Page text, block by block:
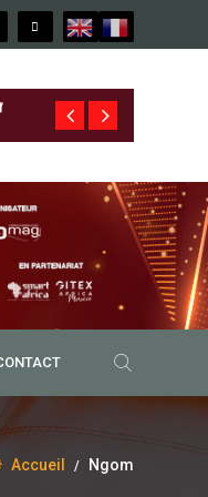
Free au
Accueil Ngom